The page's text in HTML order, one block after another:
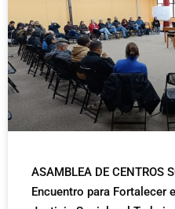
ASAMBLEA DE CENTROS
Encuentro para Fortalecer